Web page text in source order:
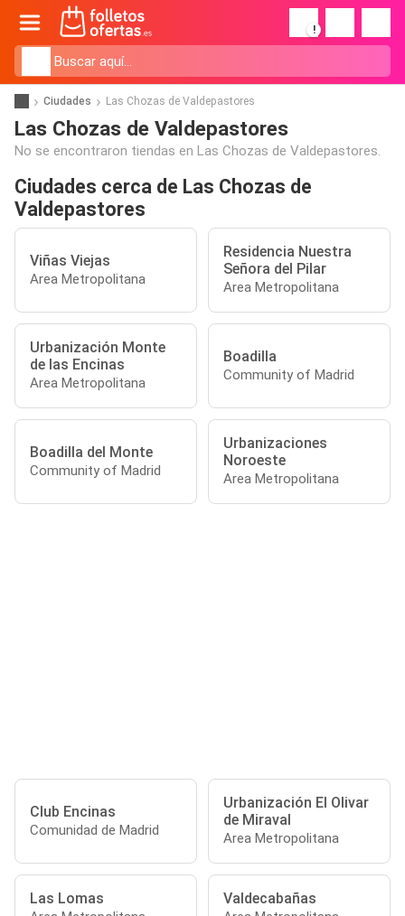
!
Ciudades Las Chozas de Valdepastores
Las Chozas de Valdepastores
No se encontraron tiendas en Las Chozas de Valdepastores.
Ciudades cerca de Las Chozas de
Valdepastores
Viñas Viejas
Area Metropolitana
Residencia Nuestra
Señora del Pilar
Area Metropolitana
Urbanización Monte
de las Encinas
Area Metropolitana
Boadilla
Community of Madrid
Boadilla del Monte
Community of Madrid
Urbanizaciones
Noroeste
Area Metropolitana
Club Encinas
Comunidad de Madrid
Urbanización El Olivar
de Miraval
Area Metropolitana
Las Lomas Valdecabañas